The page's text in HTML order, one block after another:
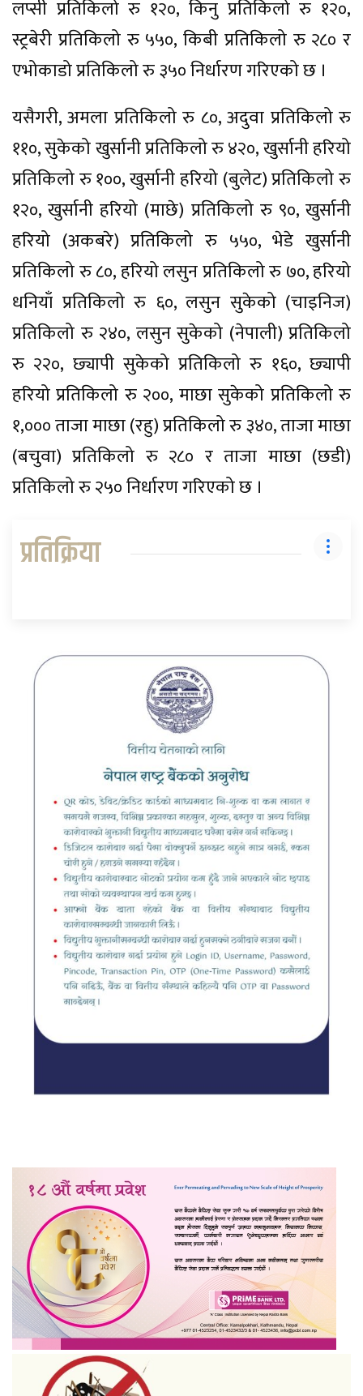
लप्सी प्रतिकिलो रु १२०, किनु प्रतिकिलो रु १२०,
स्ट्रबेरी प्रतिकिलो रु ५५०, किबी प्रतिकिलो रु २८० र
एभोकाडो प्रतिकिलो रु ३५० निर्धारण गरिएको छ ।
यसैगरी, अमला प्रतिकिलो रु ८०, अदुवा प्रतिकिलो रु
११०, सुकेको खुर्सानी प्रतिकिलो रु ४२०, खुर्सानी हरियो
प्रतिकिलो रु १००, खुर्सानी हरियो (बुलेट) प्रतिकिलो रु
१२०, खुर्सानी हरियो (माछे) प्रतिकिलो रु ९०, खुर्सानी
हरियो (अकबरे) प्रतिकिलो रु ५५०, भेडे खुर्सानी
प्रतिकिलो रु ८०, हरियो लसुन प्रतिकिलो रु ७०, हरियो
धनियाँ प्रतिकिलो रु ६०, लसुन सुकेको (चाइनिज)
प्रतिकिलो रु २४०, लसुन सुकेको (नेपाली) प्रतिकिलो
रु २२०, छ्यापी सुकेको प्रतिकिलो रु १६०, छ्यापी
हरियो प्रतिकिलो रु २००, माछा सुकेको प्रतिकिलो रु
१,००० ताजा माछा (रहु) प्रतिकिलो रु ३४०, ताजा माछा
(बचुवा) प्रतिकिलो रु २८० र ताजा माछा (छडी)
प्रतिकिलो रु २५० निर्धारण गरिएको छ ।
प्रतिक्रिया